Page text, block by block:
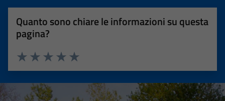
Quanto sono chiare le informazioni su questa
pagina?
Valuta 5 stelle su 5
Valuta 4 stelle su 5
Valuta 3 stelle su 5
Valuta 2 stelle su 5
Valuta 1 stelle su 5